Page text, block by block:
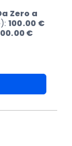
Zero a
100.00 €
€